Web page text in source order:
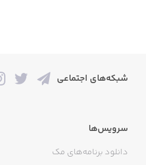
شبکه‌های اجتماعی
سرویس‌ها
دانلود برنامه‌های مک